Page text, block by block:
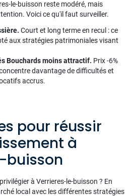
le-buisson reste modéré, mais
Voici ce qu'il faut surveiller.
Court et long terme en recul : ce
aux stratégies patrimoniales visant
Bouchards moins attractif. Prix -6%
davantage de difficultés et
accrus.
pour réussir
à
buisson
à Verrieres-le-buisson ? En
local avec les différentes stratégies